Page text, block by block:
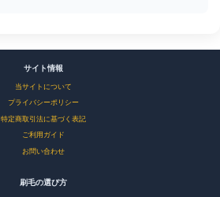
サイト情報
当サイトについて
プライバシーポリシー
特定商取引法に基づく表記
ご利用ガイド
お問い合わせ
刷毛の選び方